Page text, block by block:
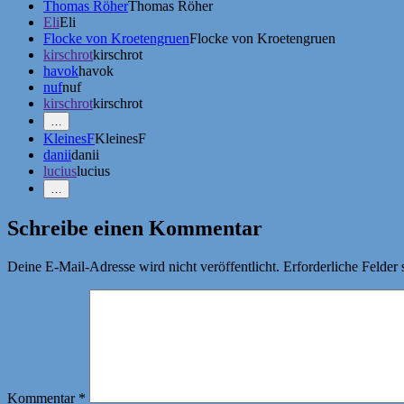
Thomas RöherThomas Röher
EliEli
Flocke von KroetengruenFlocke von Kroetengruen
kirschrotkirschrot
havokhavok
nufnuf
kirschrotkirschrot
…
Erwähnungen
zeigen
KleinesFKleinesF
daniidanii
luciuslucius
…
Erwähnungen
Schreibe einen Kommentar
Deine E-Mail-Adresse wird nicht veröffentlicht. Erforderliche Felder
Kommentar *